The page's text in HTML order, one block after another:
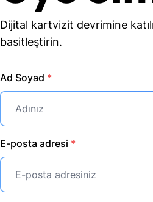
Dijital kartvizit devrimine
basitleştirin.
Ad Soyad *
E-posta adresi *